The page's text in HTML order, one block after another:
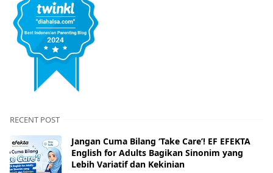
RECENT POST
Jangan Cuma Bilang ‘Take Care’! EF EFEKTA
English for Adults Bagikan Sinonim yang
Lebih Variatif dan Kekinian